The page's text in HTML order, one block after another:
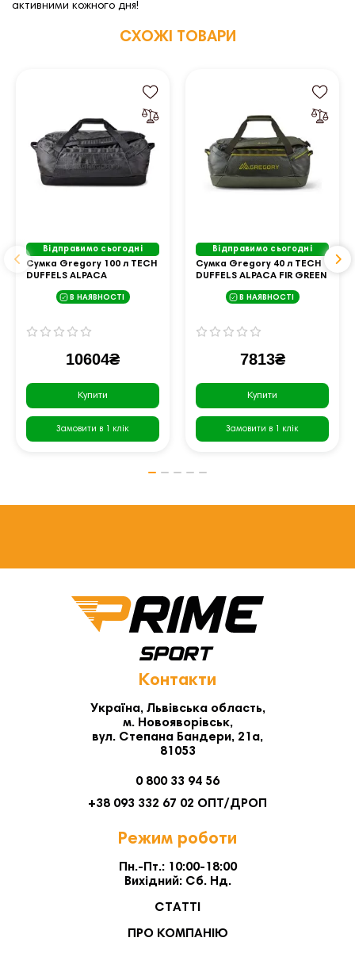
активними кожного дня!
СХОЖІ ТОВАРИ
Відправимо сьогодні
Cумка Gregory 100 л TECH
DUFFELS ALPACA
В НАЯВНОСТІ
10604₴
Купити
Замовити в 1 клік
Відправимо сьогодні
Сумка Gregory 40 л TECH
DUFFELS ALPACA FIR GREEN
В НАЯВНОСТІ
7813₴
Купити
Замовити в 1 клік
Контакти
Україна, Львівська область,
м. Новояворівськ,
вул. Степана Бандери, 21а,
81053
0 800 33 94 56
+38 093 332 67 02 ОПТ/ДРОП
Режим роботи
Пн.-Пт.: 10:00-18:00
Вихідний: Сб. Нд.
СТАТТІ
ПРО КОМПАНІЮ